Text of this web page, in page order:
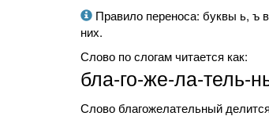
Правило переноса: буквы ь, ъ
них.
Слово по слогам читается как:
бла-го-же-ла-тель-
Слово благожелательный